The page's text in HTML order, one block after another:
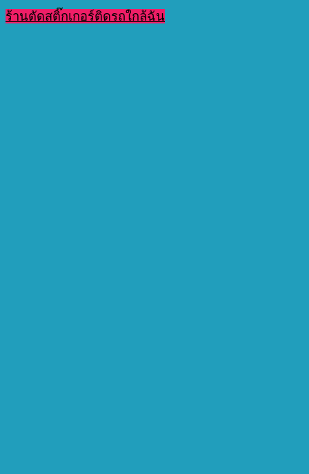
ร้านตัดสติ๊กเกอร์ติดรถใกล้ฉัน